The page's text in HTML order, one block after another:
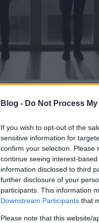
Blog - Do Not Process
If you wish to opt-out of the
sensitive information for
confirm your selection. Please
continue seeing interest-
information disclosed to third
further disclosure of your
participants. This information
Downstream Participants that
Please note that this website/
Megjelenés:
Stílus:
Kulcsdal:
Sok műfajt
– látszólag